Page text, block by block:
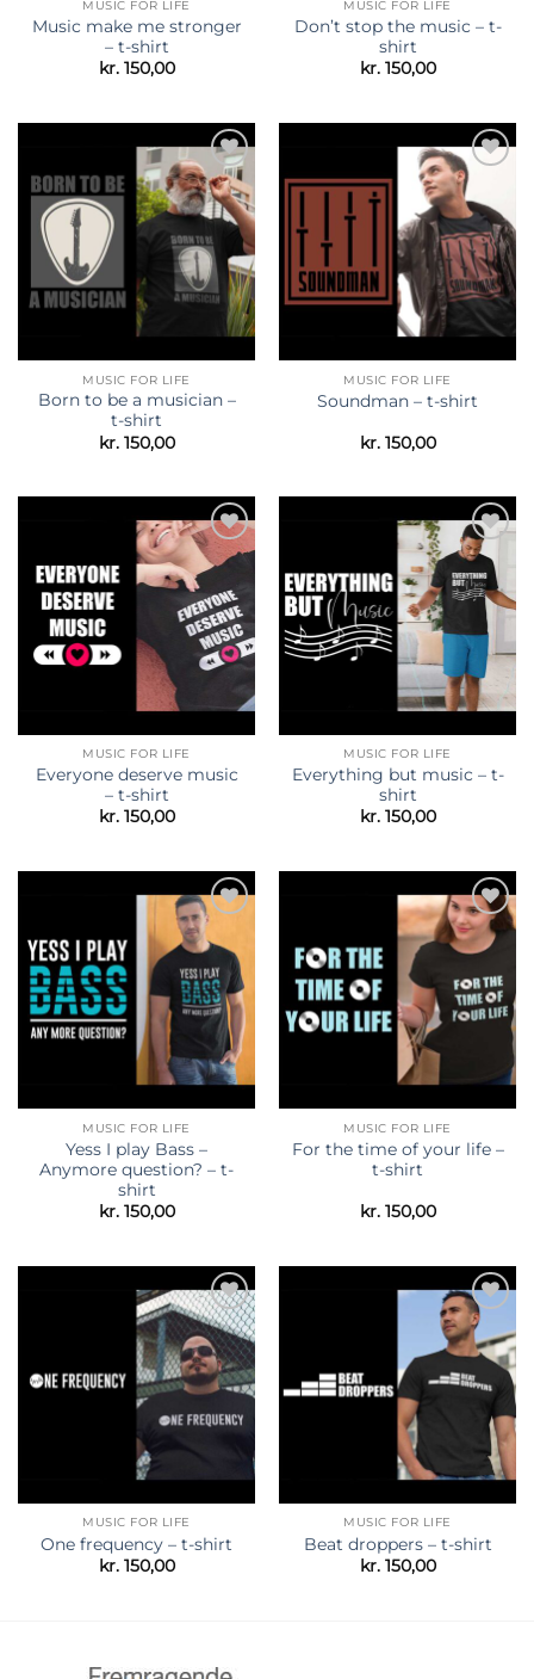
MUSIC FOR LIFE
Music make me stronger
– t-shirt
kr.150,00
MUSIC FOR LIFE
Don’t stop the music – t-
shirt
kr.150,00
Tilføj til
ønskeliste
MUSIC FOR LIFE
Born to be a musician –
t-shirt
kr.150,00
Tilføj til
ønskeliste
MUSIC FOR LIFE
Soundman – t-shirt
kr.150,00
Tilføj til
ønskeliste
MUSIC FOR LIFE
Everyone deserve music
– t-shirt
kr.150,00
Tilføj til
ønskeliste
MUSIC FOR LIFE
Everything but music – t-
shirt
kr.150,00
Tilføj til
ønskeliste
MUSIC FOR LIFE
Yess I play Bass –
Anymore question? – t-
shirt
kr.150,00
Tilføj til
ønskeliste
MUSIC FOR LIFE
For the time of your life –
t-shirt
kr.150,00
Tilføj til
ønskeliste
MUSIC FOR LIFE
One frequency – t-shirt
kr.150,00
Tilføj til
ønskeliste
MUSIC FOR LIFE
Beat droppers – t-shirt
kr.150,00